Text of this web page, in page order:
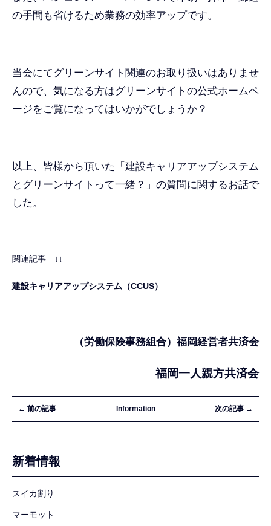
の手間も省けるため業務の効率アップです。
当会にてグリーンサイト関連のお取り扱いはありませ
んので、気になる方はグリーンサイトの公式ホームペ
ージをご覧になってはいかがでしょうか？
以上、皆様から頂いた「建設キャリアアップシステム
とグリーンサイトって一緒？」の質問に関するお話で
した。
関連記事 ↓↓
建設キャリアアップシステム（CCUS）
（労働保険事務組合）福岡経営者共済会
福岡一人親方共済会
← 前の記事 Information 次の記事 →
新着情報
スイカ割り
マーモット